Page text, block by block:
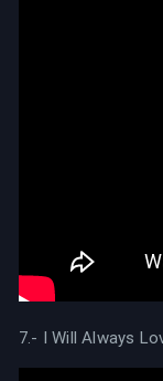
7.- I Will Always